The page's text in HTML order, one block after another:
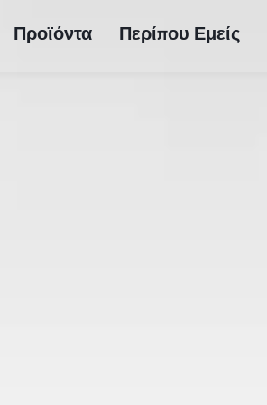
Προϊόντα Περίπου Εμείς